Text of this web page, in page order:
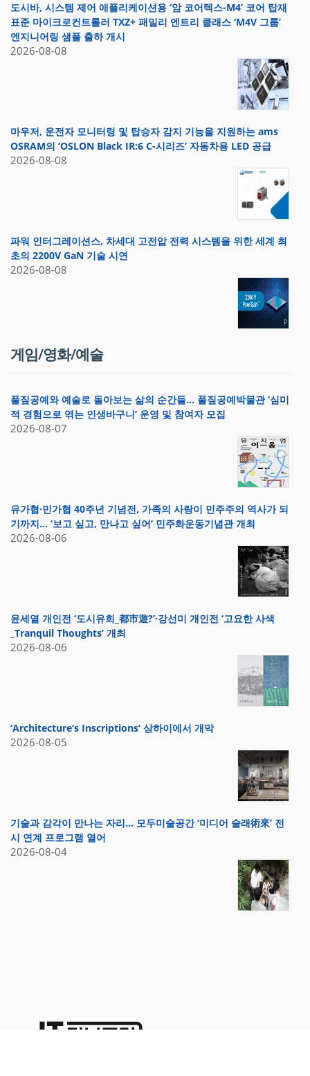
도시바, 시스템 제어 애플리케이션용 ‘암 코어텍스-M4’ 코어 탑재
표준 마이크로컨트롤러 TXZ+ 패밀리 엔트리 클래스 ‘M4V 그룹’
엔지니어링 샘플 출하 개시
2026-08-08
마우저, 운전자 모니터링 및 탑승자 감지 기능을 지원하는 ams
OSRAM의 ‘OSLON Black IR:6 C-시리즈’ 자동차용 LED 공급
2026-08-08
파워 인터그레이션스, 차세대 고전압 전력 시스템을 위한 세계 최
초의 2200V GaN 기술 시연
2026-08-08
게임/영화/예술
풀짚공예와 예술로 돌아보는 삶의 순간들… 풀짚공예박물관 ‘심미
적 경험으로 엮는 인생바구니’ 운영 및 참여자 모집
2026-08-07
유가협·민가협 40주년 기념전, 가족의 사랑이 민주주의 역사가 되
기까지… ‘보고 싶고, 만나고 싶어’ 민주화운동기념관 개최
2026-08-06
윤세열 개인전 ‘도시유희_都市遊?’·강선미 개인전 ‘고요한 사색
_Tranquil Thoughts’ 개최
2026-08-06
‘Architecture’s Inscriptions’ 상하이에서 개막
2026-08-05
기술과 감각이 만나는 자리… 모두미술공간 ‘미디어 술래術來’ 전
시 연계 프로그램 열어
2026-08-04